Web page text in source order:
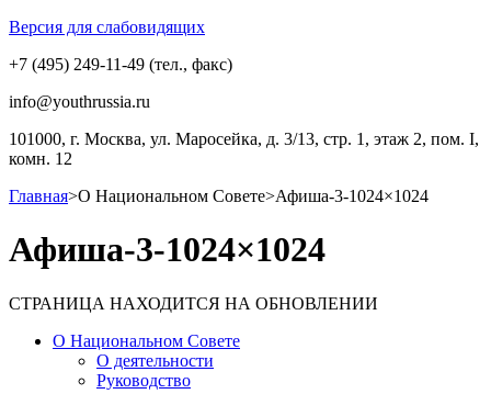
Версия для слабовидящих
+7 (495) 249-11-49 (тел., факс)
info@youthrussia.ru
101000, г. Москва, ул. Маросейка, д. 3/13, стр. 1, этаж 2, пом. I,
комн. 12
Главная>О Национальном Совете>Афиша-3-1024×1024
Афиша-3-1024×1024
СТРАНИЦА НАХОДИТСЯ НА ОБНОВЛЕНИИ
О Национальном Совете
О деятельности
Руководство